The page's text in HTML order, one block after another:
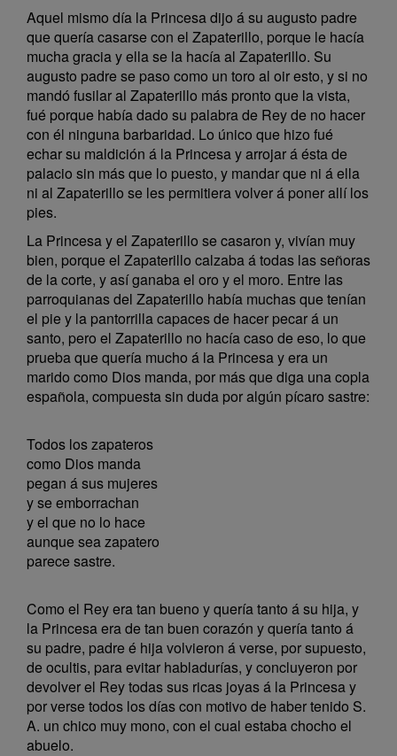
Aquel mismo día la Princesa dijo á su augusto padre
que quería casarse con el Zapaterillo, porque le hacía
mucha gracia y ella se la hacía al Zapaterillo. Su
augusto padre se paso como un toro al oir esto, y si no
mandó fusilar al Zapaterillo más pronto que la vista,
fué porque había dado su palabra de Rey de no hacer
con él ninguna barbaridad. Lo único que hizo fué
echar su maldición á la Princesa y arrojar á ésta de
palacio sin más que lo puesto, y mandar que ni á ella
ni al Zapaterillo se les permitiera volver á poner allí los
pies.
La Princesa y el Zapaterillo se casaron y, vivían muy
bien, porque el Zapaterillo calzaba á todas las señoras
de la corte, y así ganaba el oro y el moro. Entre las
parroquianas del Zapaterillo había muchas que tenían
el pie y la pantorrilla capaces de hacer pecar á un
santo, pero el Zapaterillo no hacía caso de eso, lo que
prueba que quería mucho á la Princesa y era un
marido como Dios manda, por más que diga una copla
española, compuesta sin duda por algún pícaro sastre:
Todos los zapateros
como Dios manda
pegan á sus mujeres
y se emborrachan
y el que no lo hace
aunque sea zapatero
parece sastre.
Como el Rey era tan bueno y quería tanto á su hija, y
la Princesa era de tan buen corazón y quería tanto á
su padre, padre é hija volvieron á verse, por supuesto,
de ocultis, para evitar habladurías, y concluyeron por
devolver el Rey todas sus ricas joyas á la Princesa y
por verse todos los días con motivo de haber tenido S.
A. un chico muy mono, con el cual estaba chocho el
abuelo.